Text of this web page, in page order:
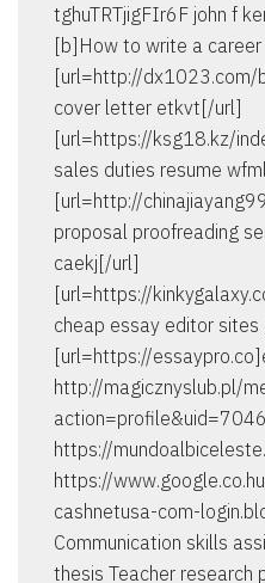
tghuTRTjigFIr6F john f
[b]How to write a
[url=http://
cover letter etkvt[/url]
[url=https://ksg18.kz/
sales duties resume
[url=http://
proposal proofreading
caekj[/url]
[url=https://
cheap essay editor sites
[url=https://
http://magicznyslub.pl/
https://
https://
cashnetusa-com-
Communication skills
thesis Teacher research